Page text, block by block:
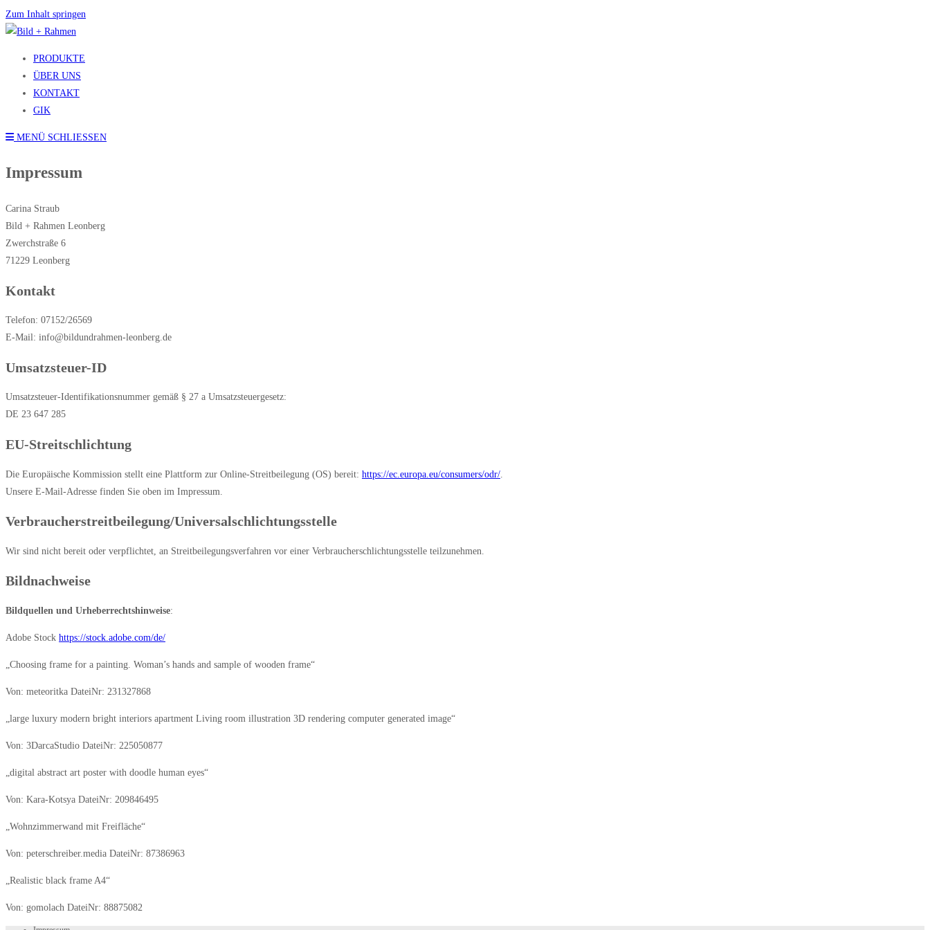
Zum Inhalt springen
PRODUKTE
ÜBER UNS
KONTAKT
GIK
MENÜ SCHLIESSEN
Impressum
Carina Straub
Bild + Rahmen Leonberg
Zwerchstraße 6
71229 Leonberg
Kontakt
Telefon: 07152/26569
E-Mail: info@bildundrahmen-leonberg.de
Umsatzsteuer-ID
Umsatzsteuer-Identifikationsnummer gemäß § 27 a Umsatzsteuergesetz:
DE 23 647 285
EU-Streitschlichtung
Die Europäische Kommission stellt eine Plattform zur Online-Streitbeilegung (OS) bereit: https://ec.europa.eu/consumers/odr/
Unsere E-Mail-Adresse finden Sie oben im Impressum.
Verbraucher­streit­beilegung/Universal­schlichtungs­stelle
Wir sind nicht bereit oder verpflichtet, an Streitbeilegungsverfahren vor einer Verbraucherschlichtungsstelle teilzunehmen.
Bildnachweise
Bildquellen und Urheberrechtshinweise:
Adobe Stock https://stock.adobe.com/de/
„Choosing frame for a painting. Woman’s hands and sample of wooden frame“
Von: meteoritka DateiNr: 231327868
„large luxury modern bright interiors apartment Living room illustration 3D rendering computer generated image“
Von: 3DarcaStudio DateiNr: 225050877
„digital abstract art poster with doodle human eyes“
Von: Kara-Kotsya DateiNr: 209846495
„Wohnzimmerwand mit Freifläche“
Von: peterschreiber.media DateiNr: 87386963
„Realistic black frame A4“
Von: gomolach DateiNr: 88875082